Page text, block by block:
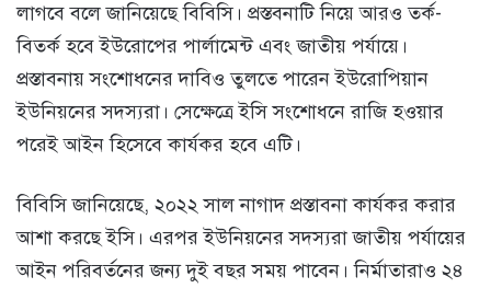
লাগবে বলে জানিয়েছে বিবিসি। প্রস্তবনাটি নিয়ে আরও তর্ক-
বিতর্ক হবে ইউরোপের পার্লামেন্ট এবং জাতীয় পর্যায়ে।
প্রস্তাবনায় সংশোধনের দাবিও তুলতে পারেন ইউরোপিয়ান
ইউনিয়নের সদস্যরা। সেক্ষেত্রে ইসি সংশোধনে রাজি হওয়ার
পরেই আইন হিসেবে কার্যকর হবে এটি।
বিবিসি জানিয়েছে, ২০২২ সাল নাগাদ প্রস্তাবনা কার্যকর করার
আশা করছে ইসি। এরপর ইউনিয়নের সদস্যরা জাতীয় পর্যায়ের
আইন পরিবর্তনের জন্য দুই বছর সময় পাবেন। নির্মাতারাও ২৪